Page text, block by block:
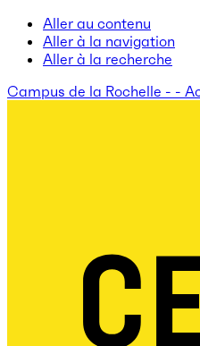
Aller au contenu
Aller à la navigation
Aller à la recherche
Campus de la Rochelle - -